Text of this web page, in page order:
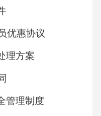
为-0.5～1.2、1.0～
大流速为2.5m/S，
管径（d）。得到
据现场实际情况，
为0.048mm，能够
优惠协议
理方案
管理制度